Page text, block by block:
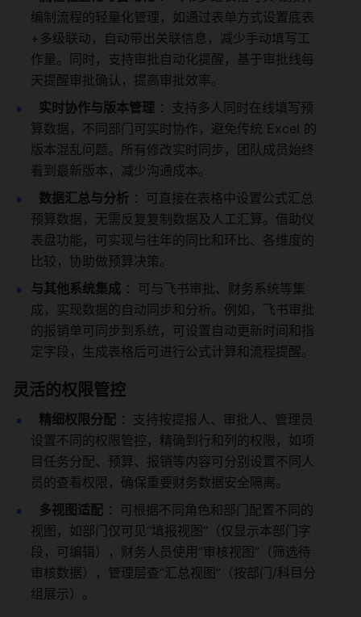
编制流程的轻量化管理，如通过表单方式设置底表
+多级联动，自动带出关联信息，减少手动填写工
作量。同时，支持审批自动化提醒，基于审批线每
天提醒审批确认，提高审批效率。
实时协作与版本管理 ：支持多人同时在线填写预
算数据，不同部门可实时协作，避免传统 Excel 的
版本混乱问题。所有修改实时同步，团队成员始终
看到最新版本，减少沟通成本。
数据汇总与分析 ：可直接在表格中设置公式汇总
预算数据，无需反复复制数据及人工汇算。借助仪
表盘功能，可实现与往年的同比和环比、各维度的
比较，协助做预算决策。
与其他系统集成 ：可与飞书审批、财务系统等集
成，实现数据的自动同步和分析。例如，飞书审批
的报销单可同步到系统，可设置自动更新时间和指
定字段，生成表格后可进行公式计算和流程提醒。
灵活的权限管控
精细权限分配 ：支持按提报人、审批人、管理员
设置不同的权限管控，精确到行和列的权限，如项
目任务分配、预算、报销等内容可分别设置不同人
员的查看权限，确保重要财务数据安全隔离。
多视图适配 ：可根据不同角色和部门配置不同的
视图，如部门仅可见“填报视图”（仅显示本部门字
段，可编辑），财务人员使用“审核视图”（筛选待
审核数据），管理层查“汇总视图”（按部门/科目分
组展示）。